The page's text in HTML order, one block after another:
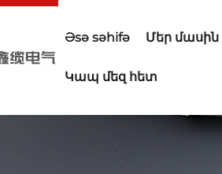
Əsə səhifə Մեր մասին
Կապ մեզ հետ